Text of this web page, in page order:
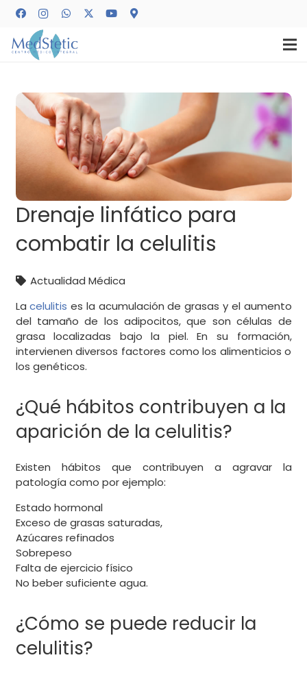
Drenaje linfático para
combatir la celulitis
Actualidad Médica
Lacelulitis es la acumulación de grasas y el aumento
del tamaño de los adipocitos, que son células de
grasa localizadas bajo la piel. En su formación,
intervienen diversos factores como los alimenticios o
los genéticos.
¿Qué hábitos contribuyen a la
aparición de la celulitis?
Existen hábitos que contribuyen a agravar la
patología como por ejemplo:
Estado hormonal
Exceso de grasas saturadas,
Azúcares refinados
Sobrepeso
Falta de ejercicio físico
No beber suficiente agua.
¿Cómo se puede reducir la
celulitis?